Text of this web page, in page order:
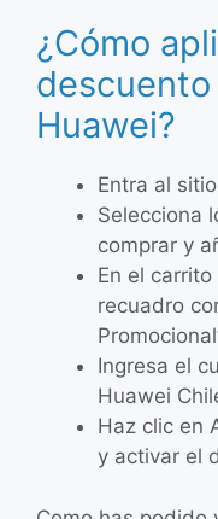
¿Cómo
Huawei?
Entra al
Selecciona
comprar y
En el
recuadro
Ingresa el
Huawei
Haz clic en
y activar el